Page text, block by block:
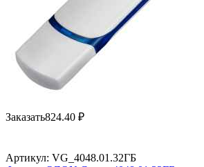
Заказать824.40 ₽
Артикул: VG_4048.01.32ГБ